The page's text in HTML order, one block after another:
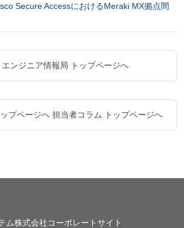
Secure AccessにおけるMeraki MX拠点間
ンジニア情報局 トップページへ
プページへ 担当者コラム トップページへ
ム株式会社コーポレートサイト